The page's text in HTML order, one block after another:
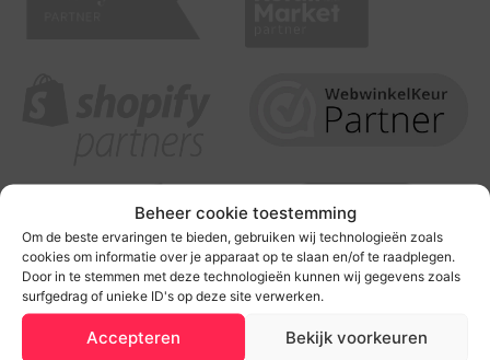
Beheer cookie toestemming
Om de beste ervaringen te bieden, gebruiken wij technologieën zoals
cookies om informatie over je apparaat op te slaan en/of te raadplegen.
Door in te stemmen met deze technologieën kunnen wij gegevens zoals
surfgedrag of unieke ID's op deze site verwerken.
Accepteren Bekijk voorkeuren
Team F&J is het online marketing bureau in